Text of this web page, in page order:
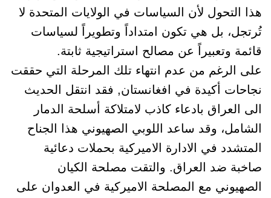
هذا التحول لأن السياسات في الولايات المتحدة لا
تُرتجل، بل هي تكون امتداداً وتطويراً لسياسات
قائمة وتعبيراً عن مصالح استراتيجية ثابتة.
على الرغم من عدم انتهاء تلك المرحلة التي حققت
نجاحات أكيدة في افغانستان, فقد انتقل الحديث
الى العراق بادعاء كاذب لامتلاكة أسلحة الدمار
الشامل، وقد ساعد اللوبي الصهيوني هذا الجناح
المتشدد في الادارة الاميركية بحملات دعائية
صاخبة ضد العراق. والتقت مصلحة الكيان
الصهيوني مع المصلحة الاميركية في العدوان على